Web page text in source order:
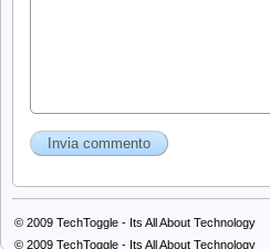
© 2009 TechToggle - Its All About Technology
© 2009 TechToggle - Its All About Technology